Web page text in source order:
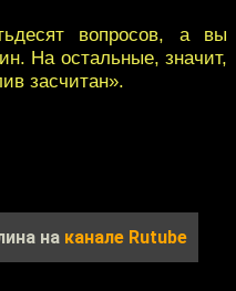
вопросов, а вы
На остальные, значит,
засчитан».
на канале Rutube